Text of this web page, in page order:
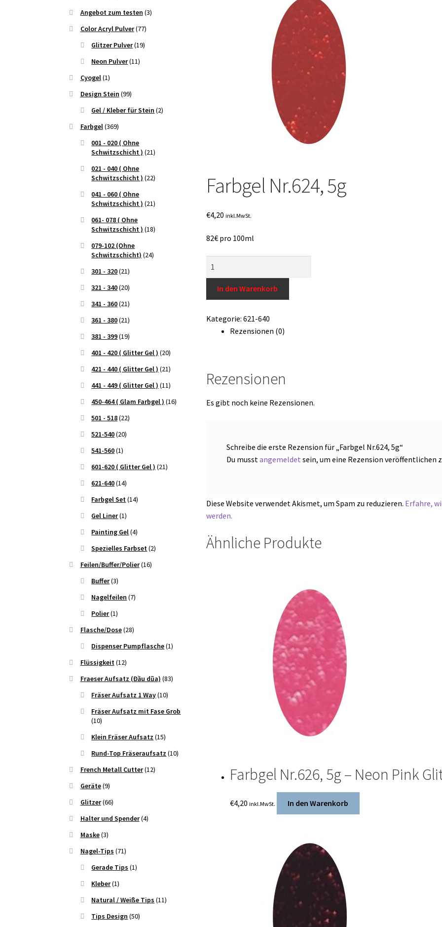
Farbgel Nr.624, 5g
€4,20 inkl.MwSt.
82€ pro 100ml
Menge
In den Warenkorb
Kategorie: 621-640
Rezensionen (0)
Rezensionen
Es gibt noch keine Rezensionen.
Schreibe die erste Rezension für „Farbgel Nr.624, 5g“
Du musstangemeldet sein, um eine Rezension veröffentlichen
Diese Website verwendet Akismet, um Spam zu reduzieren. Erfahre,
werden.
Ähnliche Produkte
Farbgel Nr.626, 5g – Neon Pink
€4,20 inkl.MwSt. In den Warenkorb
Angebot zum testen (3)
Color Acryl Pulver(77)
Glitzer Pulver(19)
Neon Pulver(11)
Cyogel(1)
Design Stein (99)
Gel / Kleber für Stein (2)
Farbgel(369)
001 - 020 ( Ohne
Schwitzschicht ) (21)
021 - 040 ( Ohne
Schwitzschicht ) (22)
041 - 060 ( Ohne
Schwitzschicht ) (21)
061- 078 ( Ohne
Schwitzschicht ) (18)
079-102 (Ohne
Schwitzschicht) (24)
301 - 320(21)
321 - 340(20)
341 - 360(21)
361 - 380(21)
381 - 399(19)
401 - 420 ( Glitter Gel ) (20)
421 - 440 ( Glitter Gel ) (21)
441 - 449 ( Glitter Gel ) (11)
450-464 ( Glam Farbgel ) (16)
501 - 518(22)
521-540(20)
541-560(1)
601-620 ( Glitter Gel ) (21)
621-640(14)
Farbgel Set (14)
Gel Liner(1)
Painting Gel(4)
Spezielles Farbset (2)
Feilen/Buffer/Polier(16)
Buffer(3)
Nagelfeilen (7)
Polier(1)
Flasche/Dose(28)
Dispenser Pumpflasche(1)
Flüssigkeit (12)
Fraeser Aufsatz (Đầu dũa) (83)
Fräser Aufsatz 1 Way(10)
Fräser Aufsatz mit Fase Grob
(10)
Klein Fräser Aufsatz (15)
Rund-Top Fräseraufsatz (10)
French Metall Cutter(12)
Geräte(9)
Glitzer(66)
Halter und Spender(4)
Maske(3)
Nagel-Tips (71)
Gerade Tips (1)
Kleber(1)
Natural / Weiße Tips (11)
Tips Design (50)